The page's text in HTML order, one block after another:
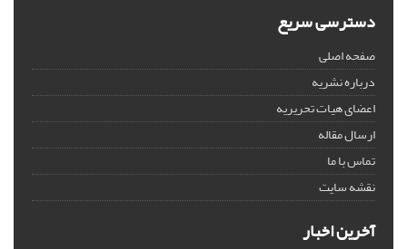
دسترسی سریع
صفحه اصلی
درباره نشریه
اعضای هیات تحریریه
ارسال مقاله
تماس با ما
نقشه سایت
آخرین اخبار